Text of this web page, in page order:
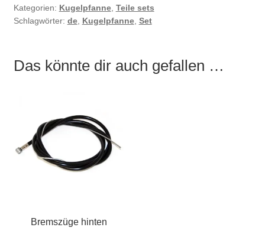
Kategorien: Kugelpfanne, Teile sets
Schlagwörter: de, Kugelpfanne, Set
Das könnte dir auch gefallen …
Bremszüge hinten